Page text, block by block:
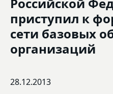
Российской
приступил к
сети базовых
организаций
28.12.2013